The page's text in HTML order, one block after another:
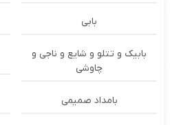
بابی
بابیک و تتلو و شایع و ناجی و
چاوشی
بامداد صمیمی